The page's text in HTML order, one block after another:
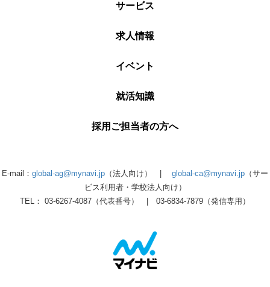
サービス
求人情報
イベント
就活知識
採用ご担当者の方へ
E-mail： global-ag@mynavi.jp （法人向け） | global-ca@mynavi.jp （サー
ビス利用者・学校法人向け）
TEL： 03-6267-4087（代表番号） | 03-6834-7879（発信専用）